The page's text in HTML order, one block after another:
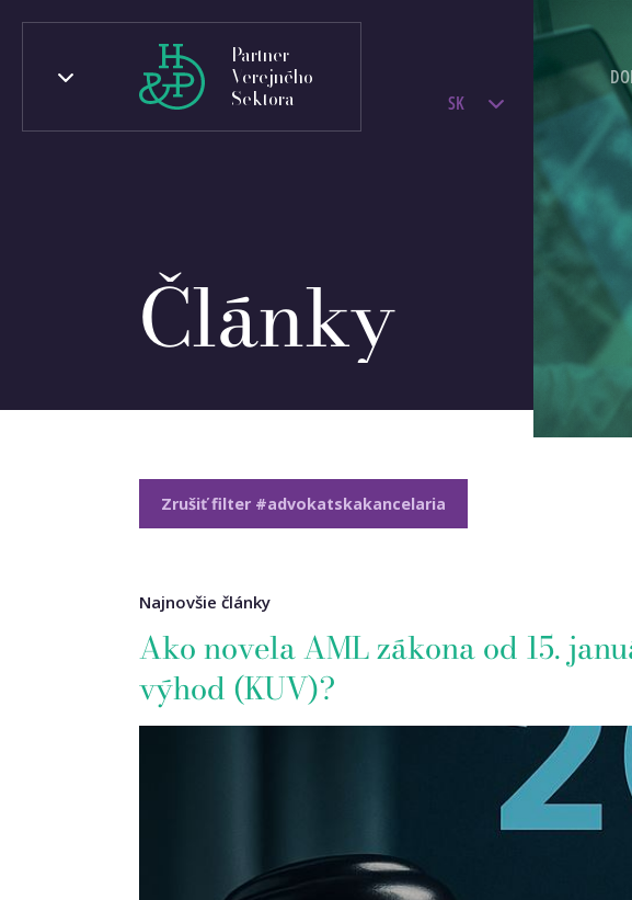
Partner
Verejného
Sektora
SK
Články
Zrušiť filter #advokatskakancelaria
Najnovšie články
Ako novela AML zákona od 15.
výhod (KUV)?